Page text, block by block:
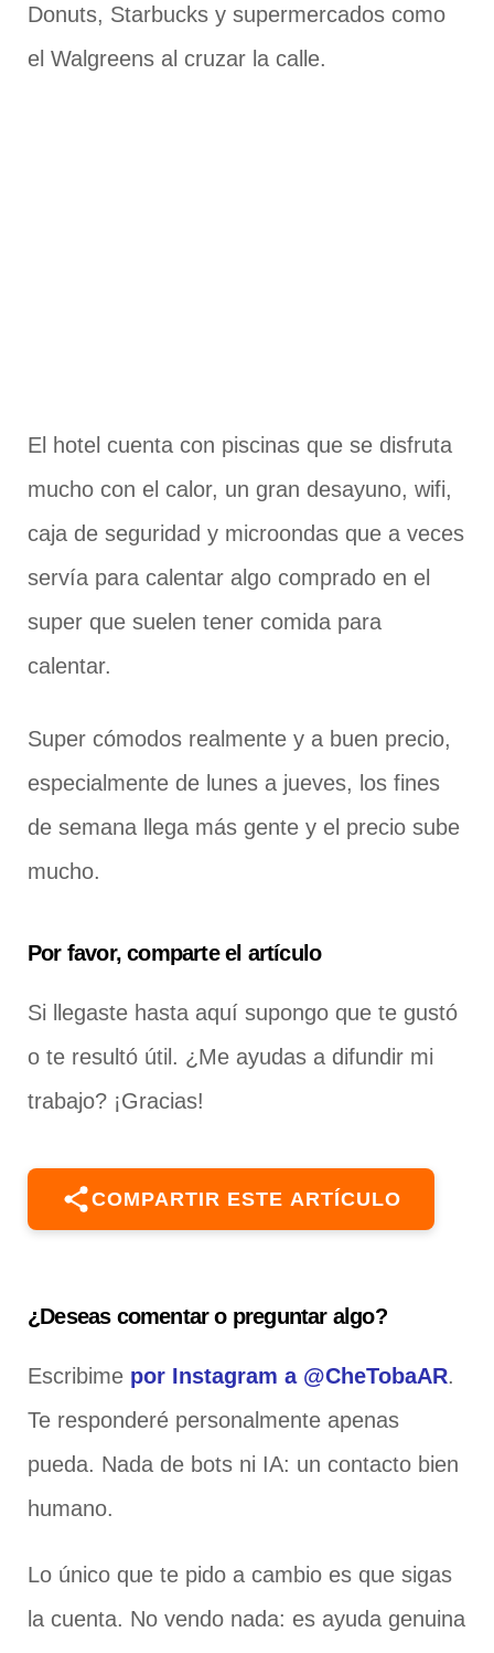
Donuts, Starbucks y supermercados como
el Walgreens al cruzar la calle.
El hotel cuenta con piscinas que se disfruta
mucho con el calor, un gran desayuno, wifi,
caja de seguridad y microondas que a veces
servía para calentar algo comprado en el
super que suelen tener comida para
calentar.
Super cómodos realmente y a buen precio,
especialmente de lunes a jueves, los fines
de semana llega más gente y el precio sube
mucho.
Por favor, comparte el artículo
Si llegaste hasta aquí supongo que te gustó
o te resultó útil. ¿Me ayudas a difundir mi
trabajo? ¡Gracias!
COMPARTIR ESTE ARTÍCULO
¿Deseas comentar o preguntar algo?
Escribime por Instagram a @CheTobaAR.
Te responderé personalmente apenas
pueda. Nada de bots ni IA: un contacto bien
humano.
Lo único que te pido a cambio es que sigas
la cuenta. No vendo nada: es ayuda genuina